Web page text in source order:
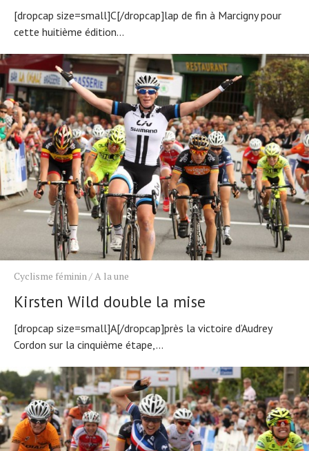
[dropcap size=small]C[/dropcap]lap de fin à Marcigny pour
cette huitième édition...
Cyclisme féminin / A la une
Kirsten Wild double la mise
[dropcap size=small]A[/dropcap]près la victoire d’Audrey
Cordon sur la cinquième étape,...